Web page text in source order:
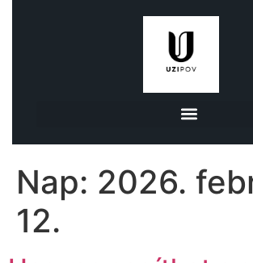
Nap: 2026.
12.